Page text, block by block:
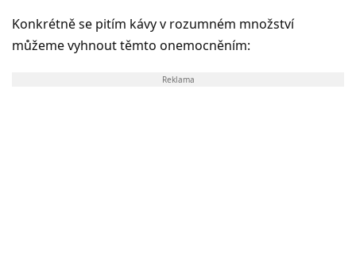
Konkrétně se pitím kávy v rozumném množství
můžeme vyhnout těmto onemocněním:
Reklama